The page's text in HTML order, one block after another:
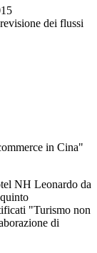
dei flussi
in Cina"
NH Leonardo da
"Turismo non
di